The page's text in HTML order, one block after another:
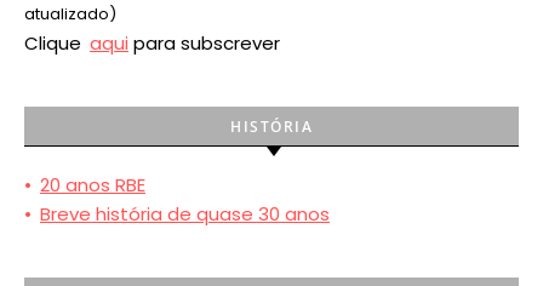
atualizado)
Clique aqui para subscrever
HISTÓRIA
• 20 anos RBE
• Breve história de quase 30 anos